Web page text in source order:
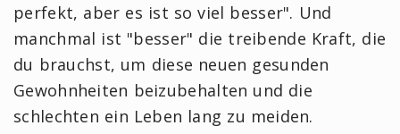
perfekt, aber es ist so viel besser". Und
manchmal ist "besser" die treibende Kraft, die
du brauchst, um diese neuen gesunden
Gewohnheiten beizubehalten und die
schlechten ein Leben lang zu meiden.